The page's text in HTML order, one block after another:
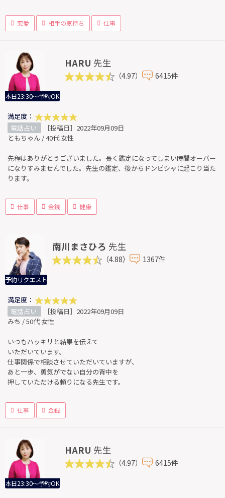
恋愛 相手の気持ち 仕事
本日23:30～予約OK
HARU 先生
（4.97） 6415件
満足度：
電話占い
［投稿日］2022年09月09日
ともちゃん / 40代 女性
先程はありがとうございました。長く鑑定になってしまい時間オーバー
になりすみませんでした。先生の鑑定、後からドンピシャに起こり当た
ります。
仕事 金銭 健康
予約リクエスト
南川まさひろ 先生
（4.88） 1367件
満足度：
電話占い
［投稿日］2022年09月09日
みち / 50代 女性
いつもハッキリと結果を伝えて
いただいています。
仕事関係で相談させていただいていますが、
あと一歩、勇気がでない自分の背中を
押していただける頼りになる先生です。
仕事 金銭
本日23:30～予約OK
HARU 先生
（4.97） 6415件